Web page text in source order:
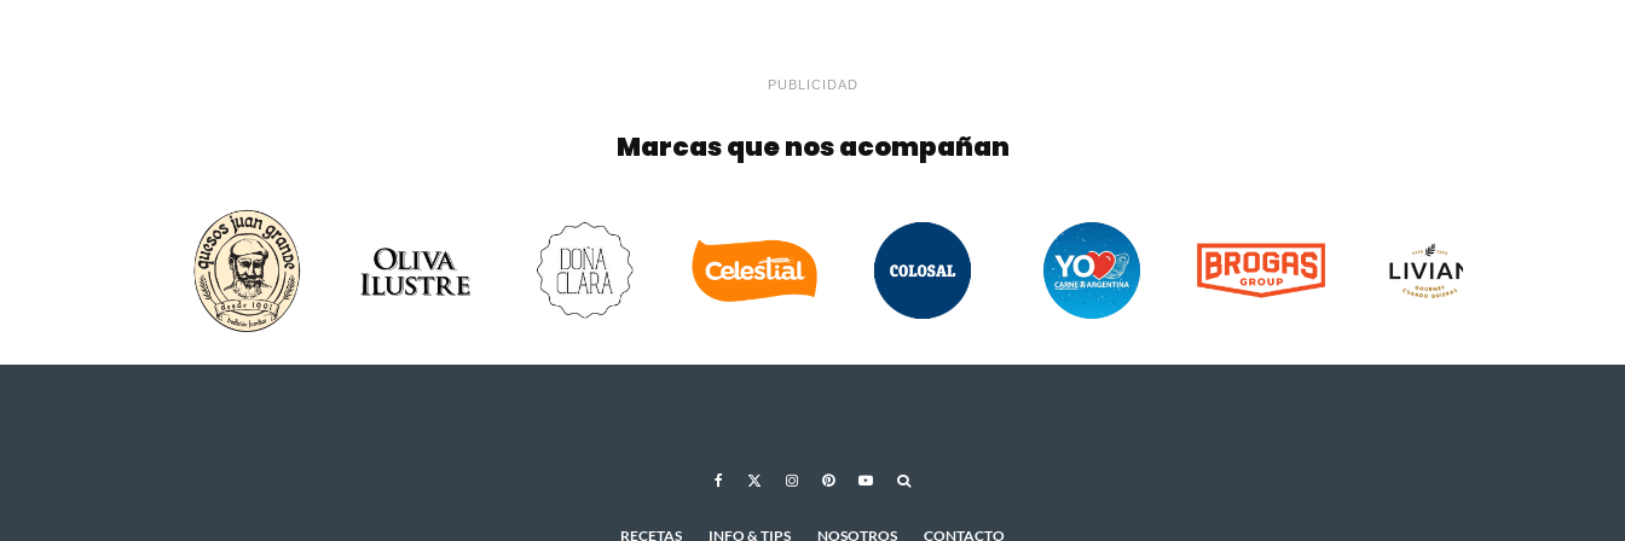
PUBLICIDAD
Marcas que nos acompañan
RECETAS INFO & TIPS NOSOTROS CONTACTO